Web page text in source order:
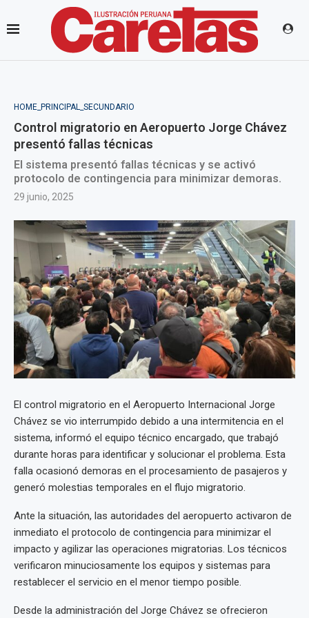
HOME_PRINCIPAL_SECUNDARIO
Control migratorio en Aeropuerto Jorge Chávez
presentó fallas técnicas
El sistema presentó fallas técnicas y se activó
protocolo de contingencia para minimizar demoras.
29 junio, 2025
El control migratorio en el Aeropuerto Internacional Jorge
Chávez se vio interrumpido debido a una intermitencia en el
sistema, informó el equipo técnico encargado, que trabajó
durante horas para identificar y solucionar el problema. Esta
falla ocasionó demoras en el procesamiento de pasajeros y
generó molestias temporales en el flujo migratorio.
Ante la situación, las autoridades del aeropuerto activaron de
inmediato el protocolo de contingencia para minimizar el
impacto y agilizar las operaciones migratorias. Los técnicos
verificaron minuciosamente los equipos y sistemas para
restablecer el servicio en el menor tiempo posible.
Desde la administración del Jorge Chávez se ofrecieron